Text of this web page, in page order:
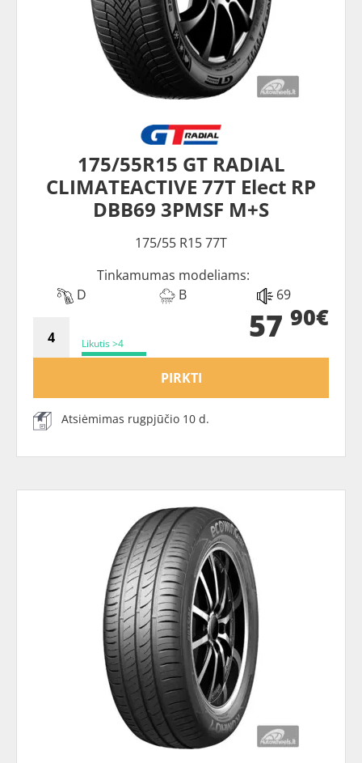
175/55R15 GT RADIAL
CLIMATEACTIVE 77T Elect RP
DBB69 3PMSF M+S
175/55 R15 77T
Tinkamumas modeliams:
D
B 69
Likutis >4 57 90€
PIRKTI
Atsiėmimas rugpjūčio 10 d.